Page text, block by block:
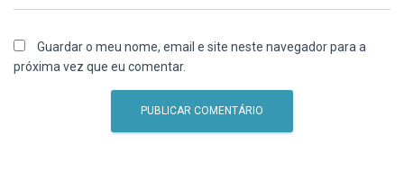
Guardar o meu nome, email e site neste navegador para a
próxima vez que eu comentar.